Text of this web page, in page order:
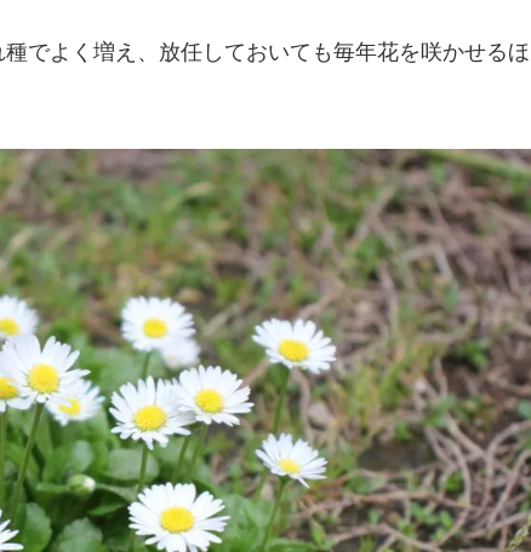
でよく増え、放任しておいても毎年花を咲かせるほ